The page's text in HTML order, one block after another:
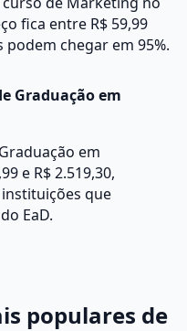
fica entre R$ 59,99
podem chegar em 95%.
Graduação em
em
e R$ 2.519,30,
que
EaD.
populares de